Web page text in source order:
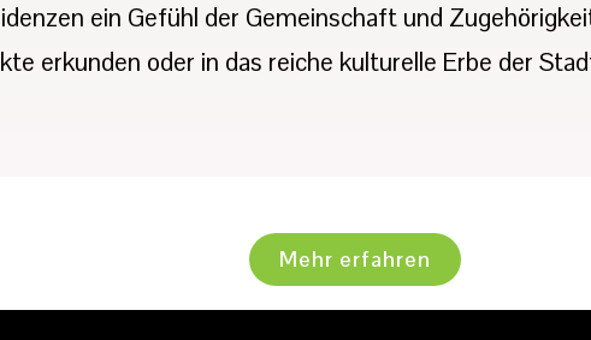
ein Gefühl der Gemeinschaft und
erkunden oder in das reiche kulturelle Erbe der
Mehr erfahren